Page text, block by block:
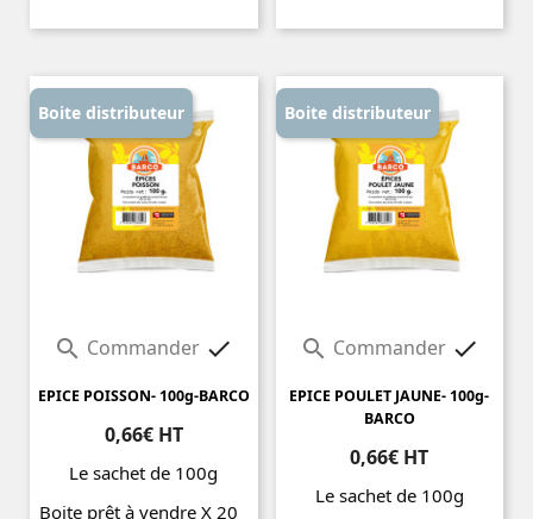
 Commander 
EPICE POISSON- 100g-BARCO
0,66€ HT
Le sachet de 100g
Boite prêt à vendre X 20
Boite distributeur
 Commander 
EPICE POULET JAUNE- 100g-
BARCO
0,66€ HT
Le sachet de 100g
Boite distributeur